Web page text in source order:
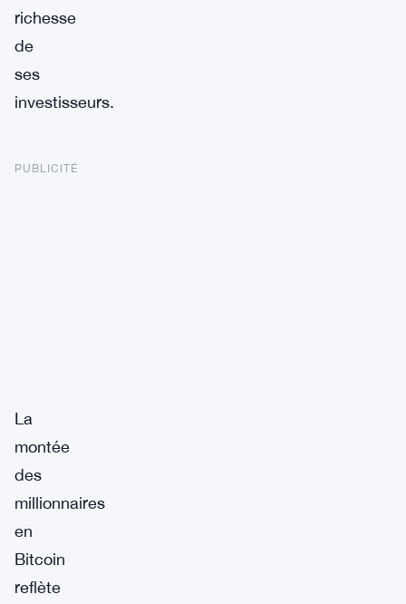
richesse
de
ses
investisseurs.
PUBLICITÉ
La
montée
des
millionnaires
en
Bitcoin
reflète